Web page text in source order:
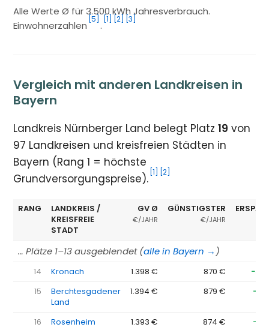
Alle Werte Ø für 3.500 kWh Jahresverbrauch.
Einwohnerzahlen
[5]
.
[1] [2] [3]
Vergleich mit anderen Landkreisen in
Bayern
Landkreis Nürnberger Land belegt Platz19 von
97 Landkreisen und kreisfreien Städten in
Bayern (Rang 1 = höchste
Grundversorgungspreise). [1] [2]
RANG
LANDKREIS /
KREISFREIE
STADT
GV Ø
€/JAHR
GÜNSTIGSTER
€/JAHR
… Plätze 1–13 ausgeblendet (alle in Bayern → )
14 Kronach 1.398 € 870 €
15
Berchtesgadener
Land
1.394 € 879 €
16 Rosenheim 1.393 € 874 €